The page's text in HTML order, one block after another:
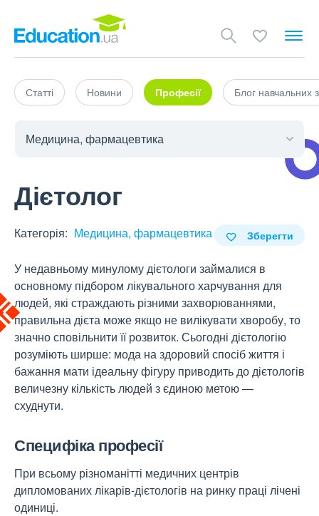
Статті Новини Професії Блог навчальних
Дієтолог
Категорія: Медицина, фармацевтика Зберегти
У недавньому минулому дієтологи займалися в
основному підбором лікувального харчування для
людей, які страждають різними захворюваннями,
правильна дієта може якщо не вилікувати хворобу, то
значно сповільнити її розвиток. Сьогодні дієтологію
розуміють ширше: мода на здоровий спосіб життя і
бажання мати ідеальну фігуру приводить до дієтологів
величезну кількість людей з єдиною метою —
схуднути.
Специфіка професії
При всьому різноманітті медичних центрів
дипломованих лікарів-дієтологів на ринку праці лічені
одиниці.